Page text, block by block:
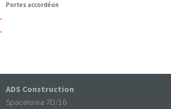
Portes accordéon
ADS Construction
Spacerowa 7D/16